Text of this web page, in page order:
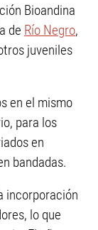
Bioandina
de Río Negro,
juveniles
en el mismo
para los
en
bandadas.
incorporación
lo que